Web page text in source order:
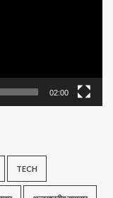
02:00
TECH